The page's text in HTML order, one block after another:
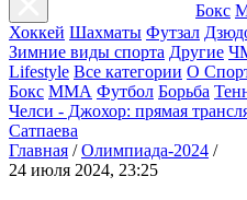
Бокс
Хоккей Шахматы Футзал
Зимние виды спорта Другие
Lifestyle Все категории О
Бокс ММА Футбол Борьба
Челси - Джохор: прямая
Сатпаева
Главная / Олимпиада-2024 /
24 июля 2024, 23:25